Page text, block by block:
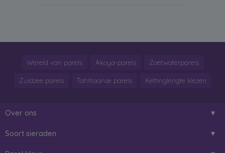
Wereld van parels Akoya-parels Zoetwaterparels
Zuidzee parels Tahitiaanse parels Kettinglengte kiezen
Over ons
Soort sieraden